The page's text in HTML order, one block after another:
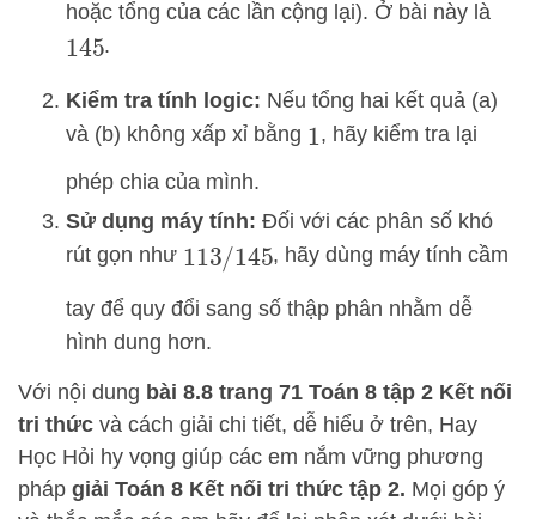
hoặc tổng của các lần cộng lại). Ở bài này là
145.
Kiểm tra tính logic: Nếu tổng hai kết quả (a)
và (b) không xấp xỉ bằng 1, hãy kiểm tra lại
phép chia của mình.
Sử dụng máy tính: Đối với các phân số khó
rút gọn như 113/ 145, hãy dùng máy tính cầm
tay để quy đổi sang số thập phân nhằm dễ
hình dung hơn.
Với nội dung bài 8.8 trang 71 Toán 8 tập 2 Kết nối
tri thức và cách giải chi tiết, dễ hiểu ở trên, Hay
Học Hỏi hy vọng giúp các em nắm vững phương
pháp giải Toán 8 Kết nối tri thức tập 2. Mọi góp ý